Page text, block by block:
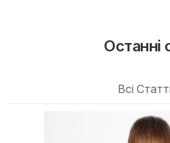
Останні
Всі Статті